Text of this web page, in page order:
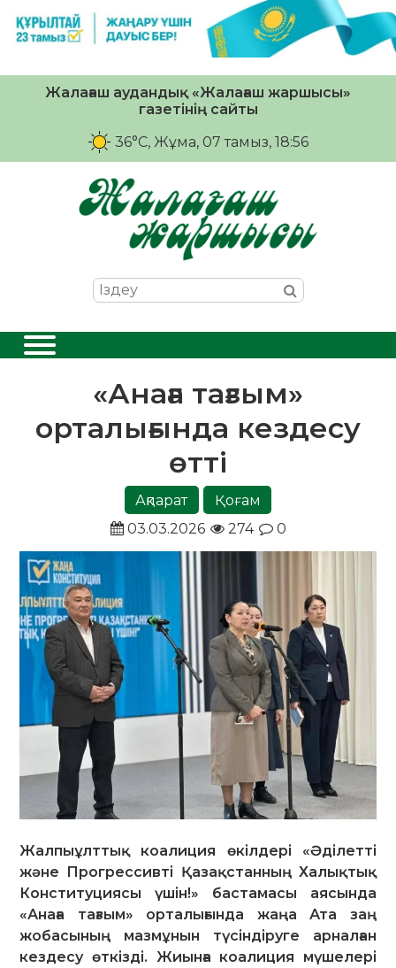
Жалағаш аудандық «Жалағаш жаршысы»
газетінің сайты
36°C, Жұма, 07 тамыз, 18:56
«Анаға тағзым»
орталығында кездесу
өтті
Ақпарат
Қоғам
03.03.2026
274 0
Жалпыұлттық коалиция өкілдері «Әділетті
және Прогрессивті Қазақстанның Халықтық
Конституциясы үшін!» бастамасы аясында
«Анаға тағзым» орталығында жаңа Ата заң
жобасының мазмұнын түсіндіруге арналған
кездесу өткізді. Жиынға коалиция мүшелері